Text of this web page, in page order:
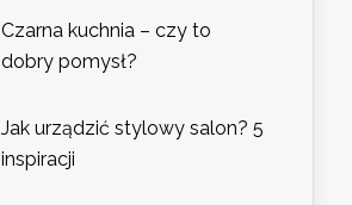
Czarna kuchnia – czy to
dobry pomysł?
Jak urządzić stylowy salon? 5
inspiracji